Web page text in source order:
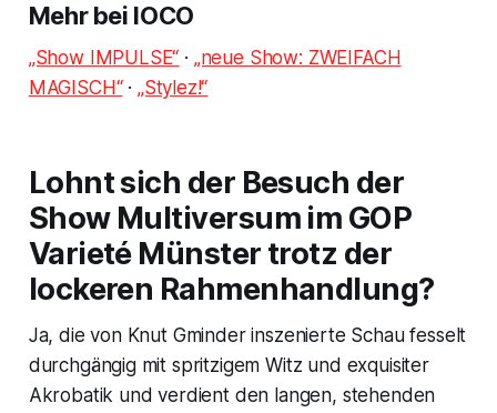
Mehr bei IOCO
„Show IMPULSE“ · „neue Show: ZWEIFACH
MAGISCH“· „Stylez!“
Lohnt sich der Besuch der
Show Multiversum im GOP
Varieté Münster trotz der
lockeren Rahmenhandlung?
Ja, die von Knut Gminder inszenierte Schau fesselt
durchgängig mit spritzigem Witz und exquisiter
Akrobatik und verdient den langen, stehenden